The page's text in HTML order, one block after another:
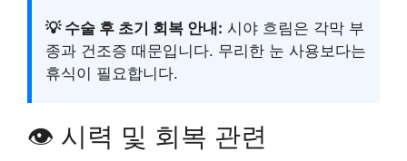
💡 수술 후 초기 회복 안내: 시야 흐림은 각막 부
종과 건조증 때문입니다. 무리한 눈 사용보다는
휴식이 필요합니다.
👁️ 시력 및 회복 관련